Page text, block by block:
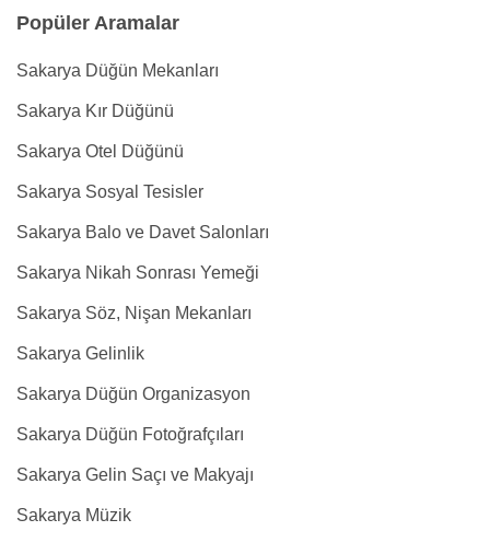
Popüler Aramalar
Sakarya Düğün Mekanları
Sakarya Kır Düğünü
Sakarya Otel Düğünü
Sakarya Sosyal Tesisler
Sakarya Balo ve Davet Salonları
Sakarya Nikah Sonrası Yemeği
Sakarya Söz, Nişan Mekanları
Sakarya Gelinlik
Sakarya Düğün Organizasyon
Sakarya Düğün Fotoğrafçıları
Sakarya Gelin Saçı ve Makyajı
Sakarya Müzik